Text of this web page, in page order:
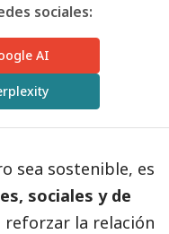
sociales:
AI
sea sostenible, es
sociales y de
la relación